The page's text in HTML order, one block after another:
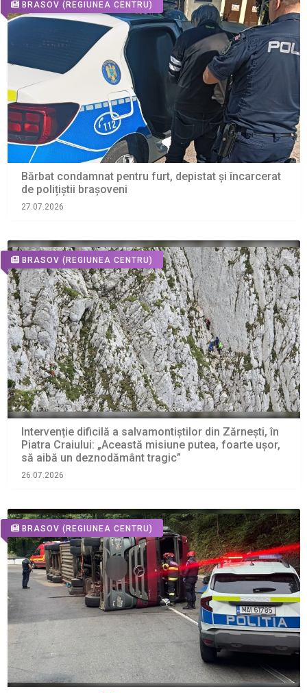
BRASOV (REGIUNEA CENTRU)
Bărbat condamnat pentru furt, depistat și încarcerat
de polițiștii brașoveni
27.07.2026
BRASOV (REGIUNEA CENTRU)
Intervenție dificilă a salvamontiștilor din Zărnești, în
Piatra Craiului: „Această misiune putea, foarte ușor,
să aibă un deznodământ tragic”
26.07.2026
BRASOV (REGIUNEA CENTRU)